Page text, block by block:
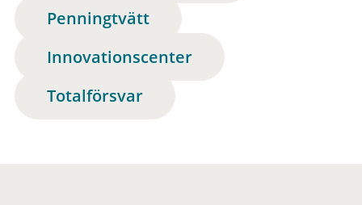
Penningtvätt
Innovationscenter
Totalförsvar